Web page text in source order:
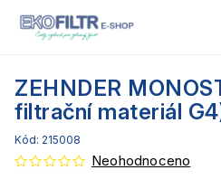
ZEHNDER
filtrační materiál
Kód: 215008
Neohodnoceno